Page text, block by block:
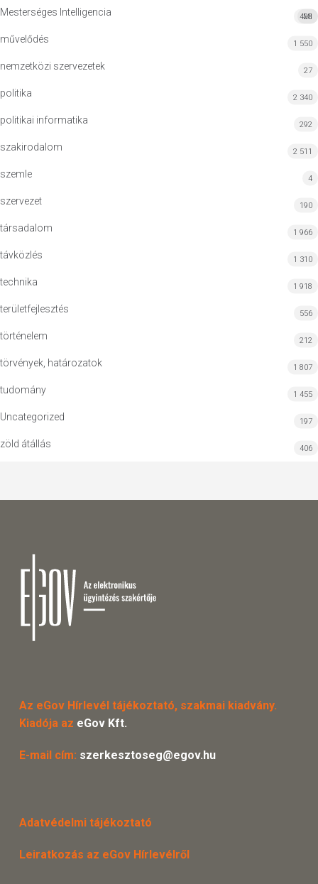
Mesterséges Intelligencia MI
428
művelődés 1 550
nemzetközi szervezetek 27
politika 2 340
politikai informatika 292
szakirodalom 2 511
szemle 4
szervezet 190
társadalom 1 966
távközlés 1 310
technika 1 918
területfejlesztés 556
történelem 212
törvények, határozatok 1 807
tudomány 1 455
Uncategorized 197
zöld átállás 406
Az eGov Hírlevél tájékoztató, szakmai kiadvány.
Kiadója az eGov Kft.
E-mail cím: szerkesztoseg@egov.hu
Adatvédelmi tájékoztató
Leiratkozás az eGov Hírlevélről